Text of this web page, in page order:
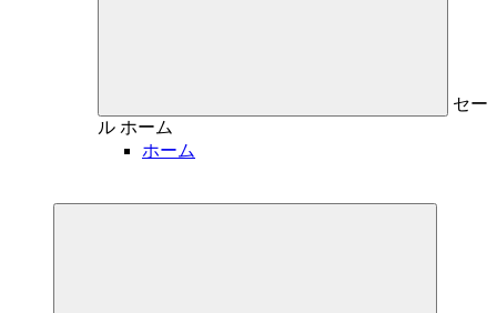
セー
ル ホーム
ホーム